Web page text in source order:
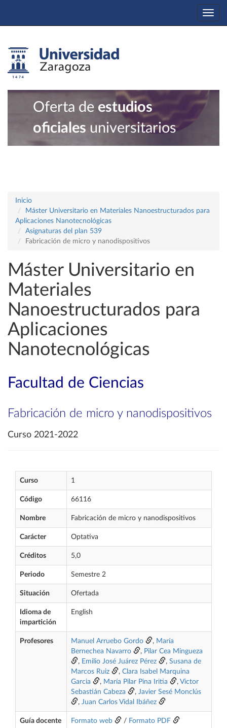
Oferta de estudios
oficiales universitarios
Inicio
Máster Universitario en Materiales Nanoestructurados para
Aplicaciones Nanotecnológicas
Asignaturas del plan 539
Fabricación de micro y nanodispositivos
Máster Universitario en
Materiales
Nanoestructurados para
Aplicaciones
Nanotecnológicas
Facultad de Ciencias
Fabricación de micro y nanodispositivos
Curso 2021-2022
Curso 1
Código 66116
Nombre Fabricación de micro y nanodispositivos
Carácter Optativa
Créditos 5,0
Periodo Semestre 2
Situación Ofertada
Idioma de
impartición
English
Profesores Manuel Arruebo Gordo , María
Bernechea Navarro
, Pilar Cea Mingueza
, Emilio José Juárez Pérez , Susana de
Marcos Ruiz
, Clara Isabel Marquina
Garcia
, María Pilar Pina Iritia , Victor
Sebastián Cabeza
, Javier Sesé Monclús
, Juan Carlos Vidal Ibáñez
Guía docente Formato web / Formato PDF